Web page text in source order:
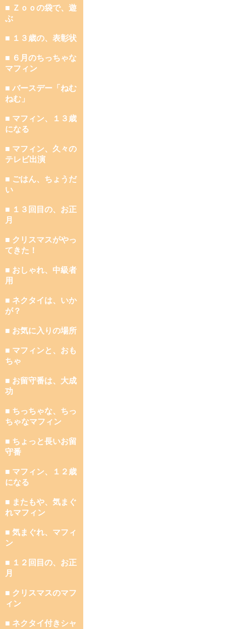
■ Ｚｏｏの袋で、遊
ぶ
■ １３歳の、表彰状
■ ６月のちっちゃな
マフィン
■ バースデー「ねむ
ねむ」
■ マフィン、１３歳
になる
■ マフィン、久々の
テレビ出演
■ ごはん、ちょうだ
い
■ １３回目の、お正
月
■ クリスマスがやっ
てきた！
■ おしゃれ、中級者
用
■ ネクタイは、いか
が？
■ お気に入りの場所
■ マフィンと、おも
ちゃ
■ お留守番は、大成
功
■ ちっちゃな、ちっ
ちゃなマフィン
■ ちょっと長いお留
守番
■ マフィン、１２歳
になる
■ またもや、気まぐ
れマフィン
■ 気まぐれ、マフィ
ン
■ １２回目の、お正
月
■ クリスマスのマフ
ィン
■ ネクタイ付きシャ